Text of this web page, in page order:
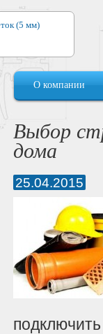
(5 мм)
окон
6 мм)
О компании
Выбор
дома
25.04.2015